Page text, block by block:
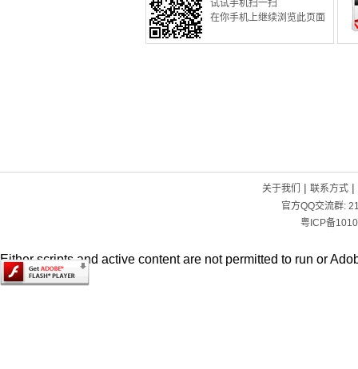
试试手机扫一扫
在你手机上继续浏览此页面
关于我们 | 联系方式|
官方QQ交流群:
粤ICP备
Either scripts and active content are not permitted to run or